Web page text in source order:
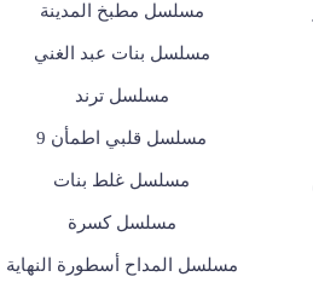
مسلسل مطبخ المدينة
مسلسل بنات عبد الغني
مسلسل ترند
مسلسل قلبي اطمأن 9
مسلسل غلط بنات
مسلسل كسرة
مسلسل المداح أسطورة النهاية